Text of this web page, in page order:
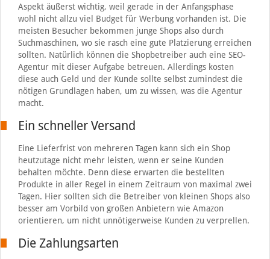
Aspekt äußerst wichtig, weil gerade in der Anfangsphase
wohl nicht allzu viel Budget für Werbung vorhanden ist. Die
meisten Besucher bekommen junge Shops also durch
Suchmaschinen, wo sie rasch eine gute Platzierung erreichen
sollten. Natürlich können die Shopbetreiber auch eine SEO-
Agentur mit dieser Aufgabe betreuen. Allerdings kosten
diese auch Geld und der Kunde sollte selbst zumindest die
nötigen Grundlagen haben, um zu wissen, was die Agentur
macht.
Ein schneller Versand
Eine Lieferfrist von mehreren Tagen kann sich ein Shop
heutzutage nicht mehr leisten, wenn er seine Kunden
behalten möchte. Denn diese erwarten die bestellten
Produkte in aller Regel in einem Zeitraum von maximal zwei
Tagen. Hier sollten sich die Betreiber von kleinen Shops also
besser am Vorbild von großen Anbietern wie Amazon
orientieren, um nicht unnötigerweise Kunden zu verprellen.
Die Zahlungsarten